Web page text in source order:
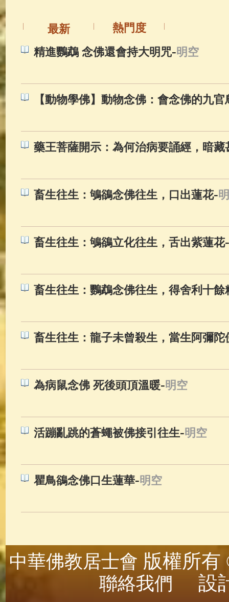
最新
熱門度
精進鸚鵡 念佛還會持大明咒-明空
【動物學佛】動物念佛：會念佛的九官
藥王菩薩開示：為何治病要誦經，暗藏
畜生往生：鴝鵒念佛往生，口出蓮花-
畜生往生：鴝鵒立化往生，舌出紫蓮花-
畜生往生：鸚鵡念佛往生，得舍利十餘
畜生往生：龍子未曾殺生，當生阿彌陀
為病鼠念佛 死後頭頂溫暖-明空
活蹦亂跳的蒼蠅被佛接引往生-明空
瞿鳥鵒念佛口生蓮華-明空
中華佛教居士會 版權所
聯絡我們
設